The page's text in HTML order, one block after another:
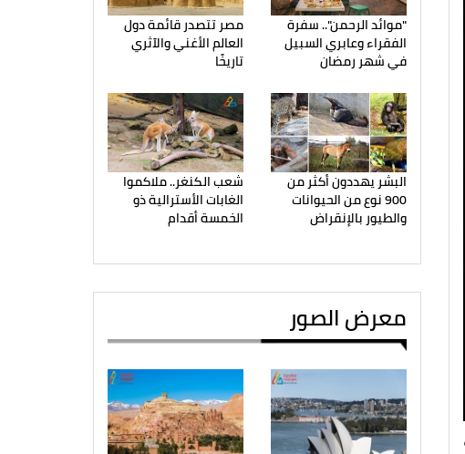
"موائد الرحمن".. سفرة
الفقراء وعابري السبيل
في شهر رمضان
مصر تتصدر قائمة دول
العالم الأغني والآثري
تاريخًا
البشر يهددون أكثر من
900 نوع من الحيوانات
والطيور بالإنقراض
شعب الكنغر.. ملاكموا
الغابات الأسترالية ذو
الخمسة أقدام
معرض الصور